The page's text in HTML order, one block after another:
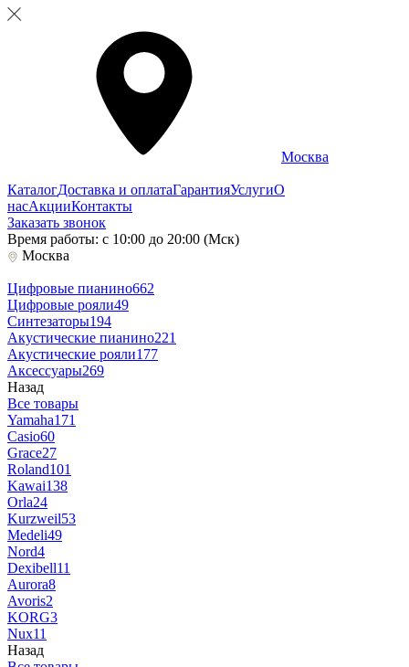
Москва
КаталогДоставка и оплатаГарантияУслугиО
насАкцииКонтакты
Заказать звонок
Время работы: с 10:00 до 20:00 (Мск)
Москва
Цифровые пианино662
Цифровые рояли49
Синтезаторы194
Акустические пианино221
Акустические рояли177
Аксессуары269
Назад
Все товары
Yamaha171
Casio60
Grace27
Roland101
Kawai138
Orla24
Kurzweil53
Medeli49
Nord4
Dexibell11
Aurora8
Avoris2
KORG3
Nux11
Назад